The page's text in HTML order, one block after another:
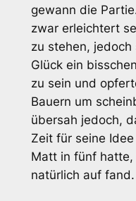
gewann die
zwar erleichtert
zu stehen, jedoch
Glück ein
zu sein und
Bauern um
übersah jedoch,
Zeit für seine
Matt in fünf hatte,
natürlich auf fand.